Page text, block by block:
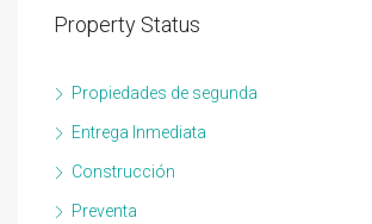
Property Status
Propiedades de segunda
Entrega Inmediata
Construcción
Preventa